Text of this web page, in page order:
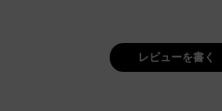
レビューを書く